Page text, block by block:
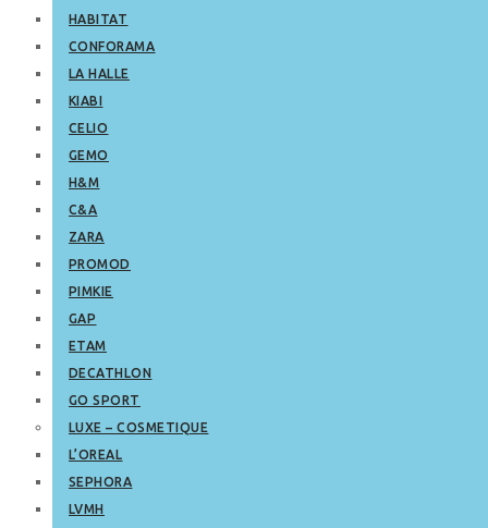
HABITAT
CONFORAMA
LA HALLE
KIABI
CELIO
GEMO
H&M
C&A
ZARA
PROMOD
PIMKIE
GAP
ETAM
DECATHLON
GO SPORT
LUXE – COSMETIQUE
L’OREAL
SEPHORA
LVMH